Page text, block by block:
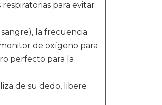
para evitar
la frecuencia
de oxígeno para
perfecto para la
de su dedo, libere